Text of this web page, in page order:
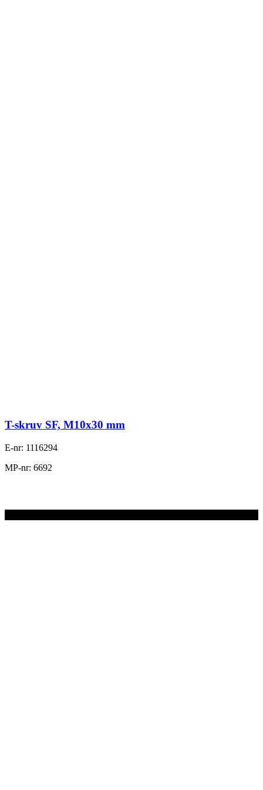
T-skruv SF, M10x30 mm
E-nr: 1116294
MP-nr: 6692